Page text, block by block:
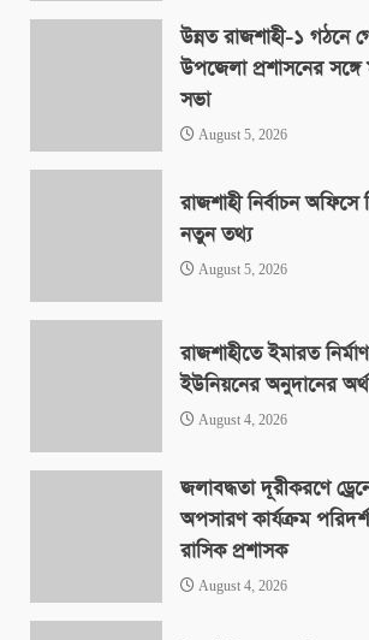
উন্নত রাজশাহী-১ গঠনে
উপজেলা প্রশাসনের
সভা
August 5, 2026
রাজশাহী নির্বাচন
নতুন তথ্য
August 5, 2026
রাজশাহীতে ইমারত
ইউনিয়নের অনুদানের
August 4, 2026
জলাবদ্ধতা দূরীকরণে
অপসারণ কার্যক্রম
রাসিক প্রশাসক
August 4, 2026